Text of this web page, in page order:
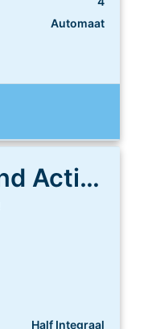
Automaat
Dethleffs Trend Active T 7057 EBL
Half Integraal